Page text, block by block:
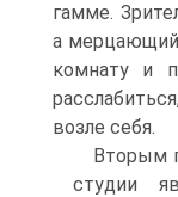
гамме.
а мерцающий
комнату и
возле себя.
Вторым
студии